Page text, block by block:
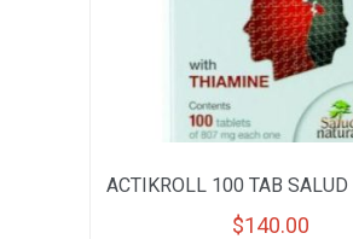
ACTIKROLL 100 TAB SALUD
$140.00